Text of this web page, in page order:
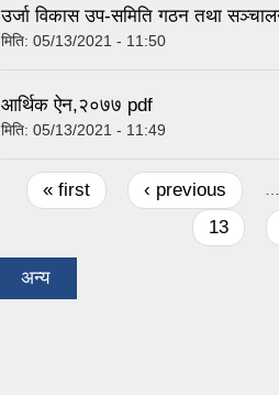
उर्जा विकास उप-समिति गठन तथा
मिति: 05/13/2021 - 11:50
आर्थिक ऐन,२०७७ pdf
मिति: 05/13/2021 - 11:49
Pages
« first ‹ previous …
13
अन्य